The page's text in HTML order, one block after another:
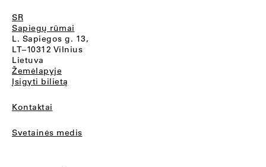
SR
Sapiegų rūmai
L. Sapiegos g. 13,
LT–10312 Vilnius
Lietuva
Žemėlapyje
Įsigyti bilietą
Kontaktai
Svetainės medis